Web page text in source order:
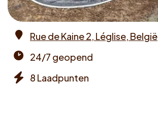
Voucher claimen
Dutch
Rue de Kaine 2, Léglise, België
times
24/7 geopend
8 Laadpunten